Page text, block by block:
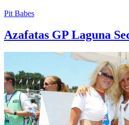
Pit Babes
Azafatas GP Laguna